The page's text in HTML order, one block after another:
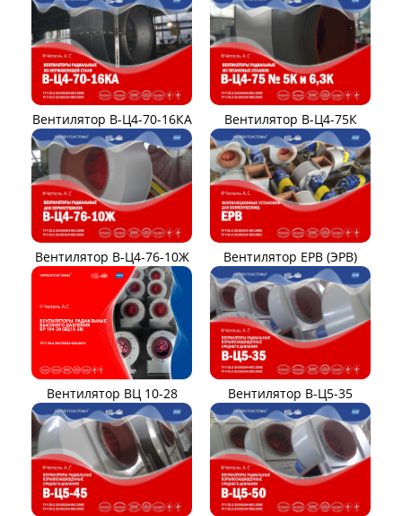
Вентилятор В-Ц4-70-16КА Вентилятор В-Ц4-75К
Вентилятор В-Ц4-76-10Ж Вентилятор ЕРВ (ЭРВ)
Вентилятор ВЦ 10-28 Вентилятор В-Ц5-35